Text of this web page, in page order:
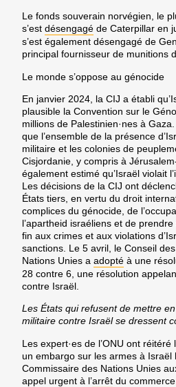
Le fonds souverain norvégien, le
s’est désengagé de Caterpillar en
s’est également désengagé de
principal fournisseur de munitions
Le monde s’oppose au génocide
En janvier 2024, la CIJ a établi
plausible la Convention sur le
millions de Palestinien·nes à
que l’ensemble de la présence
militaire et les colonies de
Cisjordanie, y compris à
également estimé qu’Israël violait
Les décisions de la CIJ ont
États tiers, en vertu du droit
complices du génocide, de
l’apartheid israéliens et de
fin aux crimes et aux violations
sanctions. Le 5 avril, le Conseil
Nations Unies a adopté à une
28 contre 6, une résolution
contre Israël.
Les États qui refusent de mettre
militaire contre Israël se dressent
Les expert·es de l’ONU ont réitéré
un embargo sur les armes à Israël
Commissaire des Nations Unies
appel urgent à l’arrêt du